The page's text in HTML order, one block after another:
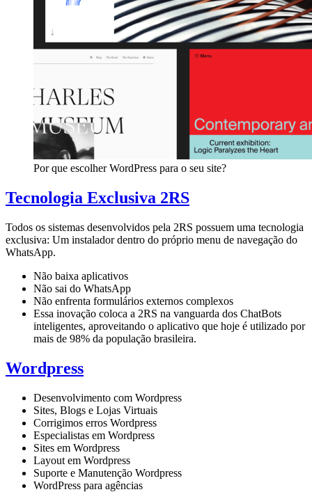
Por que escolher WordPress para o seu site?
Tecnologia Exclusiva 2RS
Todos os sistemas desenvolvidos pela 2RS possuem uma tecnologia
exclusiva: Um instalador dentro do próprio menu de navegação do
WhatsApp.
Não baixa aplicativos
Não sai do WhatsApp
Não enfrenta formulários externos complexos
Essa inovação coloca a 2RS na vanguarda dos ChatBots
inteligentes, aproveitando o aplicativo que hoje é utilizado por
mais de 98% da população brasileira.
Wordpress
Desenvolvimento com Wordpress
Sites, Blogs e Lojas Virtuais
Corrigimos erros Wordpress
Especialistas em Wordpress
Sites em Wordpress
Layout em Wordpress
Suporte e Manutenção Wordpress
WordPress para agências